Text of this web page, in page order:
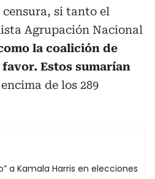
si tanto el
Agrupación Nacional
la coalición de
Estos sumarían
de los 289
a Kamala Harris en elecciones